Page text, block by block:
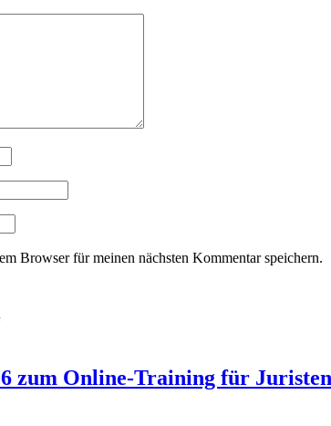
Browser für meinen nächsten Kommentar speichern.
zum Online-Training für